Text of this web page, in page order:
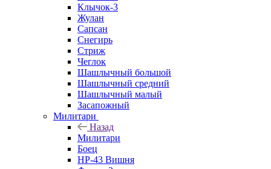
Клычок-3
Жулан
Сапсан
Снегирь
Стриж
Чеглок
Шашлычный большой
Шашлычный средний
Шашлычный малый
Засапожный
Милитари
Назад
Милитари
Боец
НР-43 Вишня